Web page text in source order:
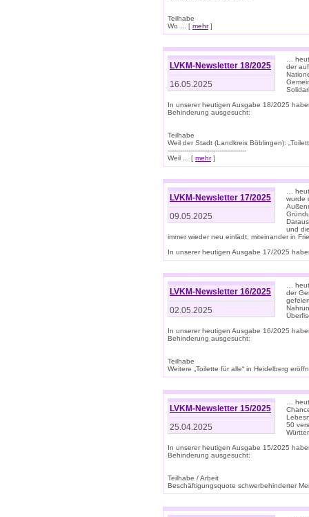
Teilhabe
Wo ... [ mehr]
LVKM-Newsletter 18/2025
16.05.2025
…
der
In unserer heutigen Ausgabe 18/2025
Behinderung ausgesucht:
Teilhabe
Weil der Stadt (Landkreis Böblingen):
--------------------------------------
Weil ... [ mehr]
LVKM-Newsletter 17/2025
09.05.2025
…
wurde
und
immer wieder neu einlädt, miteinander in
In unserer heutigen Ausgabe 17/2025
LVKM-Newsletter 16/2025
02.05.2025
…
der
In unserer heutigen Ausgabe 16/2025
Behinderung ausgesucht:
Teilhabe
Weitere „Toilette für alle“ in Heidelberg
LVKM-Newsletter 15/2025
25.04.2025
…
50
In unserer heutigen Ausgabe 15/2025
Behinderung ausgesucht:
Teilhabe / Arbeit
Beschäftigungsquote schwerbehinderter